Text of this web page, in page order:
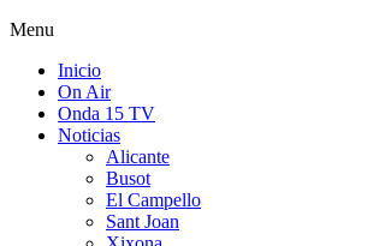
Menu
Inicio
On Air
Onda 15 TV
Noticias
Alicante
Busot
El Campello
Sant Joan